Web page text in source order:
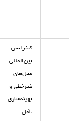
کنفرانس
بین‌المللی
مدل‌های
غیرخطی و
بهینه‌سازی
،آمل